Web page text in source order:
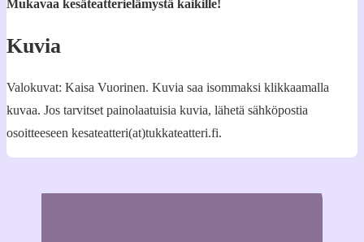
Mukavaa kesäteatterielämystä kaikille!
Kuvia
Valokuvat: Kaisa Vuorinen. Kuvia saa isommaksi klikkaamalla
kuvaa. Jos tarvitset painolaatuisia kuvia, lähetä sähköpostia
osoitteeseen kesateatteri(at)tukkateatteri.fi.